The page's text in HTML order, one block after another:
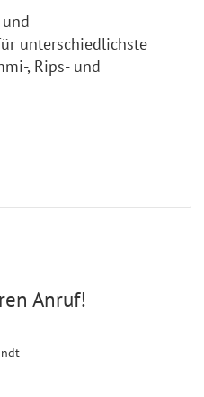
unterschiedlichste
, Rips- und
Anruf!